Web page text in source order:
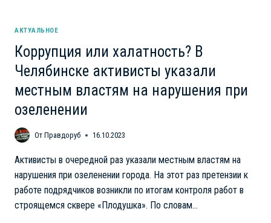
АКТУАЛЬНОЕ
Коррупция или халатность? В
Челябинске активисты указали
местным властям на нарушения при
озеленении
От Правдоруб 16.10.2023
Активисты в очередной раз указали местным властям на
нарушения при озеленении города. На этот раз претензии к
работе подрядчиков возникли по итогам контроля работ в
строящемся сквере «Плодушка». По словам…